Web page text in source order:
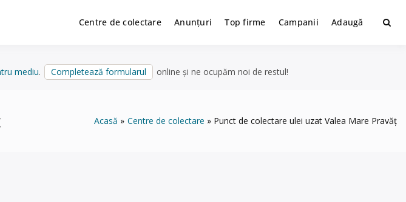
Centre de colectare Anunțuri Top firme Campanii Adaugă
mediu. Completează formularul online și ne ocupăm noi de restul!
Acasă Centre de colectare Punct de colectare ulei uzat Valea Mare Pravăț